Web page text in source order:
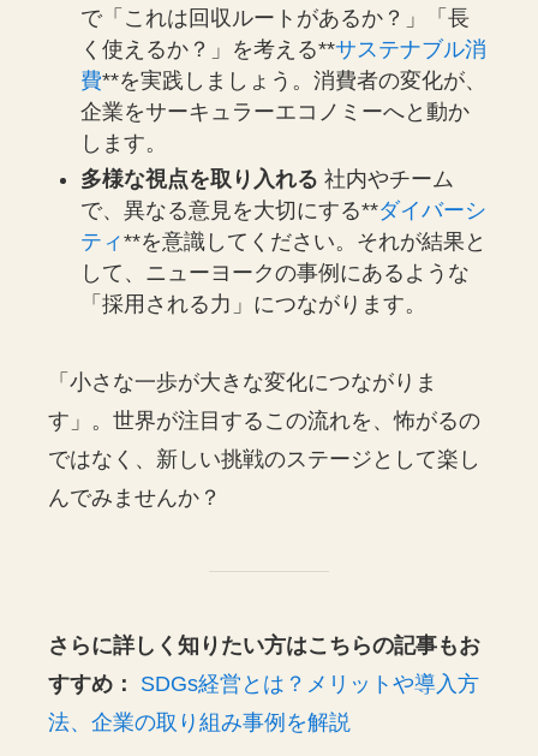
で「これは回収ルートがあるか？」「長
く使えるか？」を考える**サステナブル消
費**を実践しましょう。消費者の変化が、
企業をサーキュラーエコノミーへと動か
します。
多様な視点を取り入れる 社内やチーム
で、異なる意見を大切にする**ダイバーシ
ティ**を意識してください。それが結果と
して、ニューヨークの事例にあるような
「採用される力」につながります。
「小さな一歩が大きな変化につながりま
す」。世界が注目するこの流れを、怖がるの
ではなく、新しい挑戦のステージとして楽し
んでみませんか？
さらに詳しく知りたい方はこちらの記事もお
すすめ：
SDGs経営とは？メリットや導入方
法、企業の取り組み事例を解説